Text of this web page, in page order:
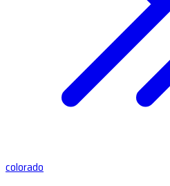
colorado